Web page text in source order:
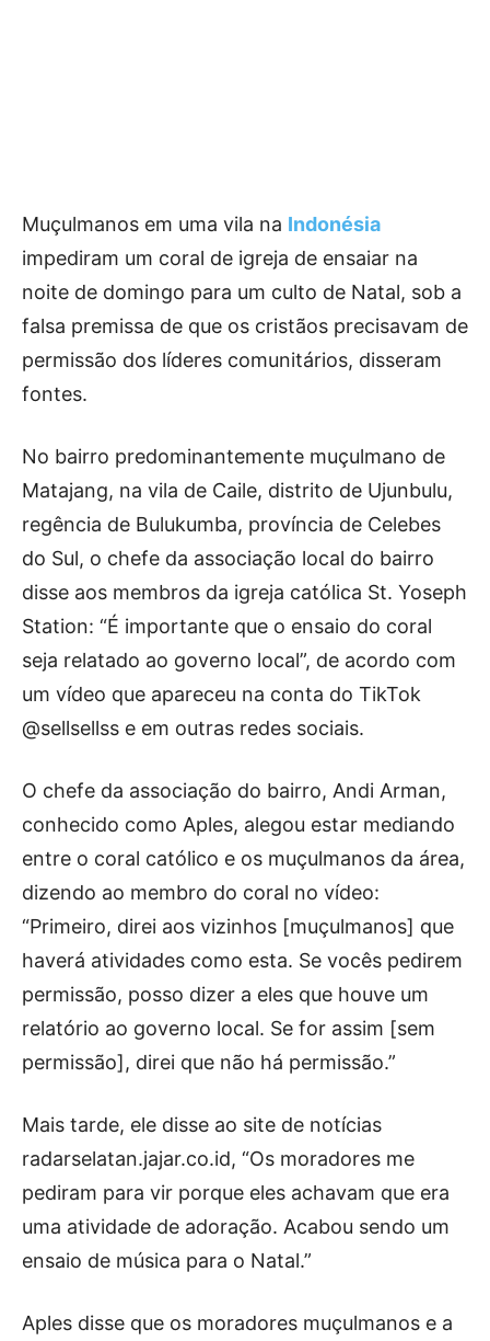
Muçulmanos em uma vila na Indonésia
impediram um coral de igreja de ensaiar na
noite de domingo para um culto de Natal, sob a
falsa premissa de que os cristãos precisavam de
permissão dos líderes comunitários, disseram
fontes.
No bairro predominantemente muçulmano de
Matajang, na vila de Caile, distrito de Ujunbulu,
regência de Bulukumba, província de Celebes
do Sul, o chefe da associação local do bairro
disse aos membros da igreja católica St. Yoseph
Station: “É importante que o ensaio do coral
seja relatado ao governo local”, de acordo com
um vídeo que apareceu na conta do TikTok
@sellsellss e em outras redes sociais.
O chefe da associação do bairro, Andi Arman,
conhecido como Aples, alegou estar mediando
entre o coral católico e os muçulmanos da área,
dizendo ao membro do coral no vídeo:
“Primeiro, direi aos vizinhos [muçulmanos] que
haverá atividades como esta. Se vocês pedirem
permissão, posso dizer a eles que houve um
relatório ao governo local. Se for assim [sem
permissão], direi que não há permissão.”
Mais tarde, ele disse ao site de notícias
radarselatan.jajar.co.id, “Os moradores me
pediram para vir porque eles achavam que era
uma atividade de adoração. Acabou sendo um
ensaio de música para o Natal.”
Aples disse que os moradores muçulmanos e a